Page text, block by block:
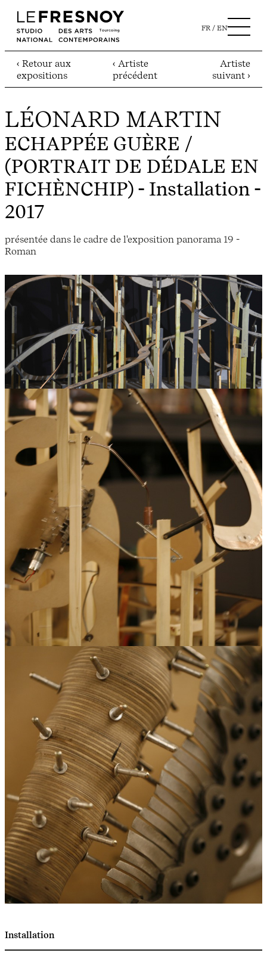
FR EN
‹ Retour aux
expositions
‹ Artiste
précédent
Artiste
suivant ›
LÉONARD MARTIN
ECHAPPÉE GUÈRE /
(PORTRAIT DE DÉDALE EN
FICHÈNCHIP) - Installation -
2017
présentée dans le cadre de l'exposition panorama 19 -
Roman
Installation